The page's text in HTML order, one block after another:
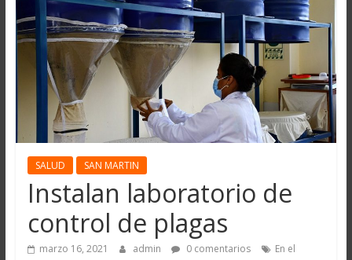
SALUD SAN MARTIN
Instalan laboratorio de
control de plagas
marzo 16, 2021 admin 0 comentarios
En el